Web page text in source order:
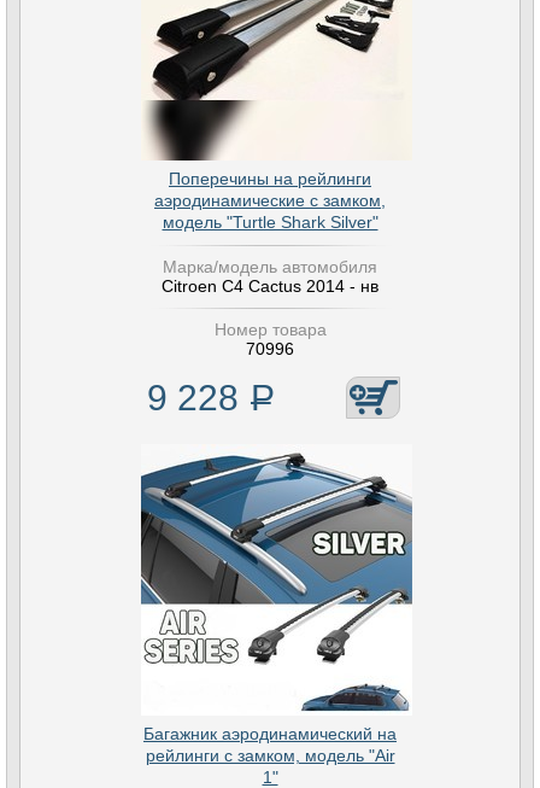
Поперечины на рейлинги
аэродинамические с замком,
модель "Turtle Shark Silver"
Марка/модель автомобиля
Citroen C4 Cactus 2014 - нв
Номер товара
70996
9 228 Р
Багажник аэродинамический на
рейлинги с замком, модель "Air
1"